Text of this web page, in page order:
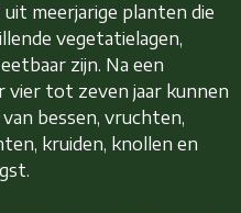
meerjarige planten die
vegetatielagen,
zijn. Na een
vier tot zeven jaar kunnen
bessen, vruchten,
kruiden, knollen en